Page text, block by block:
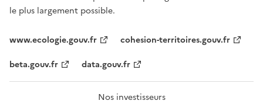
le plus largement possible.
www.ecologie.gouv.fr
cohesion-territoires.gouv.fr
beta.gouv.fr
data.gouv.fr
Nos investisseurs